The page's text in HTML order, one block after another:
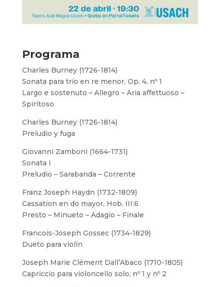
Programa
Charles Burney (1726-1814)
Sonata para trío en re menor, Op. 4, nº 1
Largo e sostenuto – Allegro – Aria affettuoso –
Spiritoso
Charles Burney (1726-1814)
Preludio y fuga
Giovanni Zamboni (1664-1731)
Sonata I
Preludio – Sarabanda – Corrente
Franz Joseph Haydn (1732-1809)
Cassation en do mayor, Hob. III:6
Presto – Minueto – Adagio – Finale
Francois-Joseph Gossec (1734-1829)
Dueto para violín
Joseph Marie Clément Dall’Abaco (1710-1805)
Capriccio para violoncello solo, nº 1 y nº 2